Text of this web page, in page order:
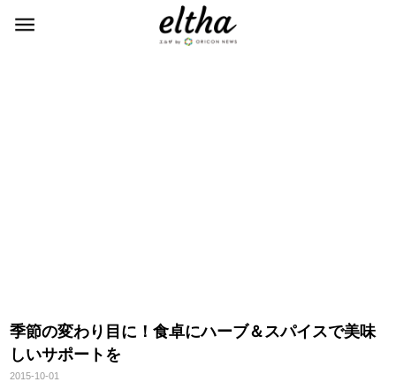
季節の変わり目に！食卓にハーブ＆スパイスで美味
しいサポートを
2015-10-01